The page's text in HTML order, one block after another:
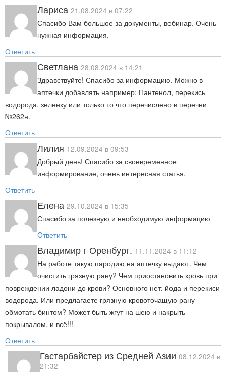
Лариса 21.08.2024 в 07:22
Спасибо Вам большое за документы, вебинар. Очень
нужная информация.
Ответить
Светлана 28.08.2024 в 14:21
Здравствуйте! Спасибо за информацию. Можно в
аптечки добавлять например: Пантенол, перекись
водорода, зеленку или только то что перечислено в перечни
№262н.
Ответить
Лилия 12.09.2024 в 09:53
Добрый день! Спасибо за своевременное
информирование, очень интересная статья.
Ответить
Елена 29.10.2024 в 15:35
Спасибо за полезную и необходимую информацию
Ответить
Владимир г Оренбург. 11.11.2024 в 11:12
На работе такую пародию на аптечку выдают. Чем
очистить грязную рану? Чем приостановить кровь при
повреждении ладони до крови? Основного нет: йода и перекиси
водорода. Или предлагаете грязную кровоточащую рану
обмотать бинтом? Может быть жгут на шею и накрыть
покрывалом, и всё!!!
Ответить
Гастарбайстер из Средней Азии 08.12.2024 в
21:32